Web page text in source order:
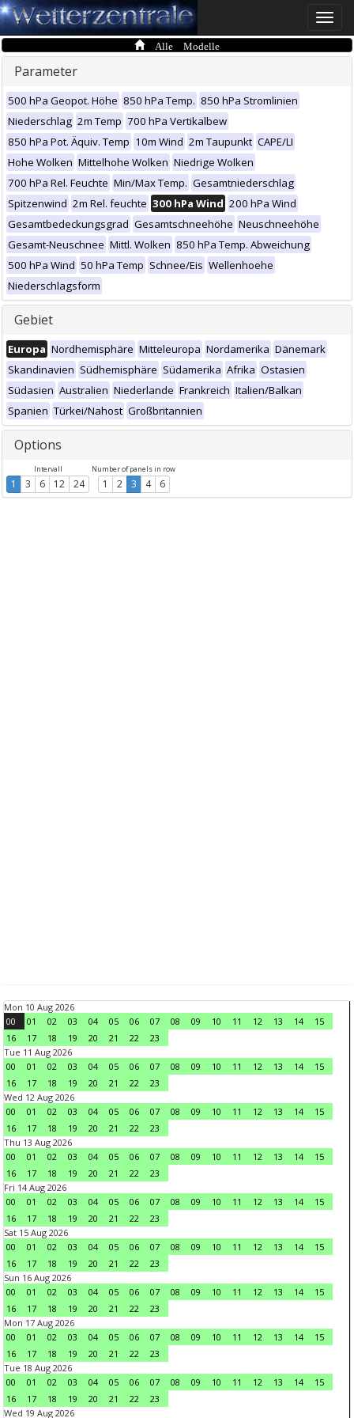
Toggle
Alle Modelle
Parameter
500 hPa Geopot. Höhe 850 hPa Temp. 850 hPa Stromlinien
Niederschlag 2m Temp 700 hPa Vertikalbew
850 hPa Pot. Äquiv. Temp 10m Wind 2m Taupunkt CAPE/LI
Hohe Wolken Mittelhohe Wolken Niedrige Wolken
700 hPa Rel. Feuchte Min/Max Temp. Gesamtniederschlag
Spitzenwind 2m Rel. feuchte 300 hPa Wind 200 hPa Wind
Gesamtbedeckungsgrad Gesamtschneehöhe Neuschneehöhe
Gesamt-Neuschnee Mittl. Wolken 850 hPa Temp. Abweichung
500 hPa Wind 50 hPa Temp Schnee/Eis Wellenhoehe
Niederschlagsform
Gebiet
Europa Nordhemisphäre Mitteleuropa Nordamerika Dänemark
Skandinavien Südhemisphäre Südamerika Afrika Ostasien
Südasien Australien Niederlande Frankreich Italien/Balkan
Spanien Türkei/Nahost Großbritannien
Options
Intervall
1 3 6 12 24
Number of panels in row
1 2 3 4 6
Mon 10 Aug 2026
00
01 02 03 04 05 06 07 08 09 10 11 12 13 14
15
16
17 18 19 20 21 22
23
Tue 11 Aug 2026
00
01 02 03 04 05 06 07 08 09 10 11 12 13 14
15
16
17 18 19 20 21 22
23
Wed 12 Aug 2026
00
01 02 03 04 05 06 07 08 09 10 11 12 13 14
15
16
17 18 19 20 21 22
23
Thu 13 Aug 2026
00
01 02 03 04 05 06 07 08 09 10 11 12 13 14
15
16
17 18 19 20 21 22
23
Fri 14 Aug 2026
00
01 02 03 04 05 06 07 08 09 10 11 12 13 14
15
16
17 18 19 20 21 22
23
Sat 15 Aug 2026
00
01 02 03 04 05 06 07 08 09 10 11 12 13 14
15
16
17 18 19 20 21 22
23
Sun 16 Aug 2026
00
01 02 03 04 05 06 07 08 09 10 11 12 13 14
15
16
17 18 19 20 21 22
23
Mon 17 Aug 2026
00
01 02 03 04 05 06 07 08 09 10 11 12 13 14
15
16
17 18 19 20 21 22
23
Tue 18 Aug 2026
00
01 02 03 04 05 06 07 08 09 10 11 12 13 14
15
16
17 18 19 20 21 22
23
Wed 19 Aug 2026